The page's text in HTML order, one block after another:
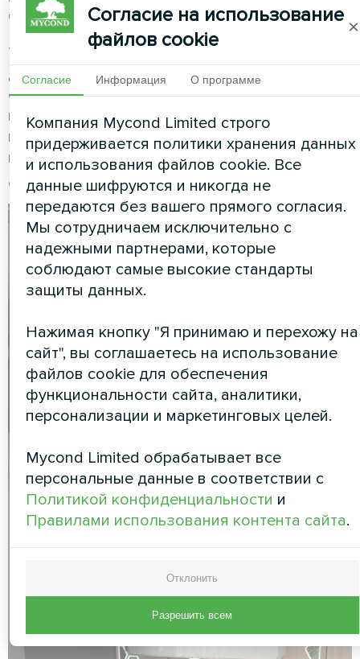
что идеально подходит для помещений.
Также фанкойлы MYCOND эффективно
дополняют систему теплового насоса,
обеспечивая воздушное отопление в зимний
период. Оборудование позволяет экономить,
поскольку не требует высоких температур
воды для отопления
дома.https://ua.mycond.eu/catalog/
Согласие на использование
файлов cookie
×
Согласие Информация О программе
Компания Mycond Limited строго
придерживается политики хранения данных
и использования файлов cookie. Все
данные шифруются и никогда не
передаются без вашего прямого согласия.
Мы сотрудничаем исключительно с
надежными партнерами, которые
соблюдают самые высокие стандарты
защиты данных.
Нажимая кнопку "Я принимаю и перехожу на
сайт", вы соглашаетесь на использование
файлов cookie для обеспечения
функциональности сайта, аналитики,
персонализации и маркетинговых целей.
Mycond Limited обрабатывает все
персональные данные в соответствии с
Политикой конфиденциальности и
Правилами использования контента сайта.
Отклонить
Разрешить всем